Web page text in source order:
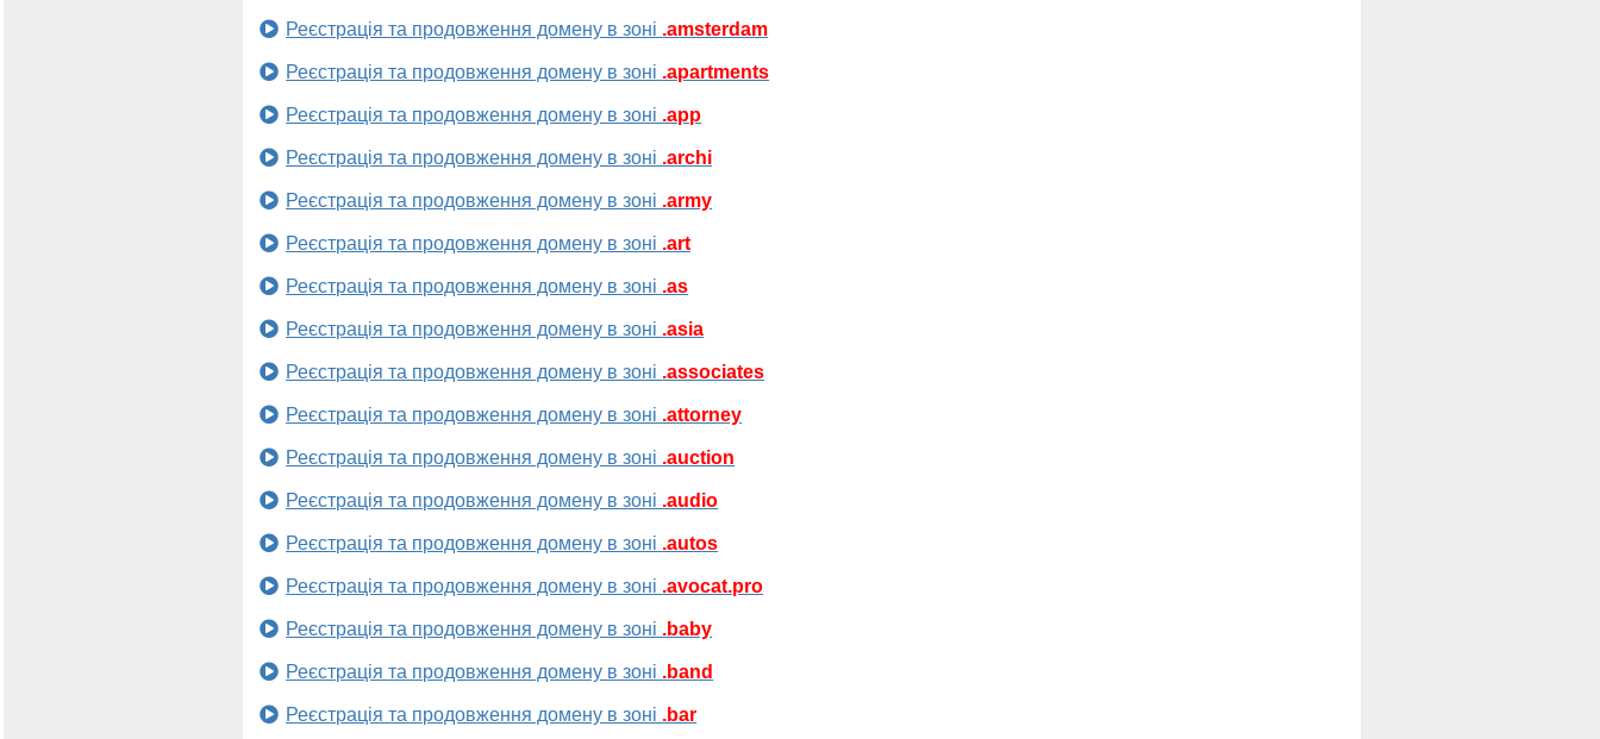
Реєстрація та продовження домену в зоні .amsterdam
Реєстрація та продовження домену в зоні .apartments
Реєстрація та продовження домену в зоні .app
Реєстрація та продовження домену в зоні .archi
Реєстрація та продовження домену в зоні .army
Реєстрація та продовження домену в зоні .art
Реєстрація та продовження домену в зоні .as
Реєстрація та продовження домену в зоні .asia
Реєстрація та продовження домену в зоні .associates
Реєстрація та продовження домену в зоні .attorney
Реєстрація та продовження домену в зоні .auction
Реєстрація та продовження домену в зоні .audio
Реєстрація та продовження домену в зоні .autos
Реєстрація та продовження домену в зоні .avocat.pro
Реєстрація та продовження домену в зоні .baby
Реєстрація та продовження домену в зоні .band
Реєстрація та продовження домену в зоні .bar